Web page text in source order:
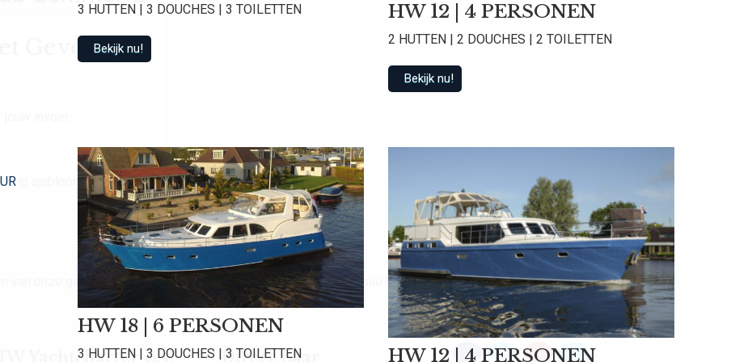
3 HUTTEN | 3 DOUCHES | 3 TOILETTEN
Bekijk nu!
HW 12 | 4 PERSONEN
2 HUTTEN | 2 DOUCHES | 2 TOILETTEN
Bekijk nu!
HW 18 | 6 PERSONEN
3 HUTTEN | 3 DOUCHES | 3 TOILETTEN HW 12 | 4 PERSONEN
Gevonden
invoer.
sjabloon.
van onze gasten een gemiddelde beoordeling van9.0 !Bekijk alle beoordelingen
HW Yachtcharter B.V. Direct naar